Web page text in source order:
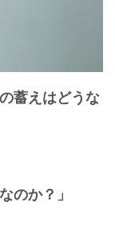
蓄えはどうな
のか？」